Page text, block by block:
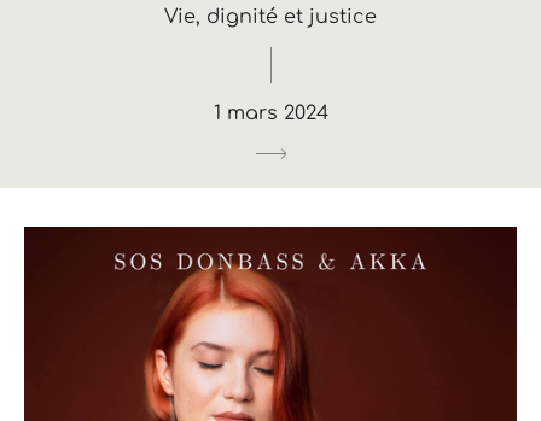
Vie, dignité et justice
1 mars 2024